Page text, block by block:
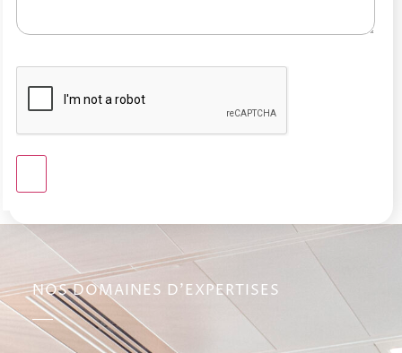
NOS DOMAINES D'EXPERTISES